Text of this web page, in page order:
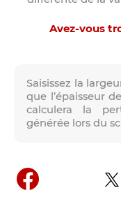
Saisissez la
que l’épaisseur
calculera la
générée lors du
Avez-vous